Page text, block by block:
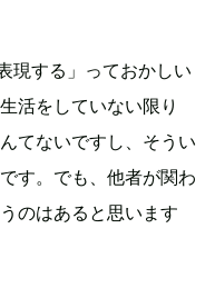
現する」っておかしい
活をしていない限り
てないですし、そうい
す。でも、他者が関わ
のはあると思います